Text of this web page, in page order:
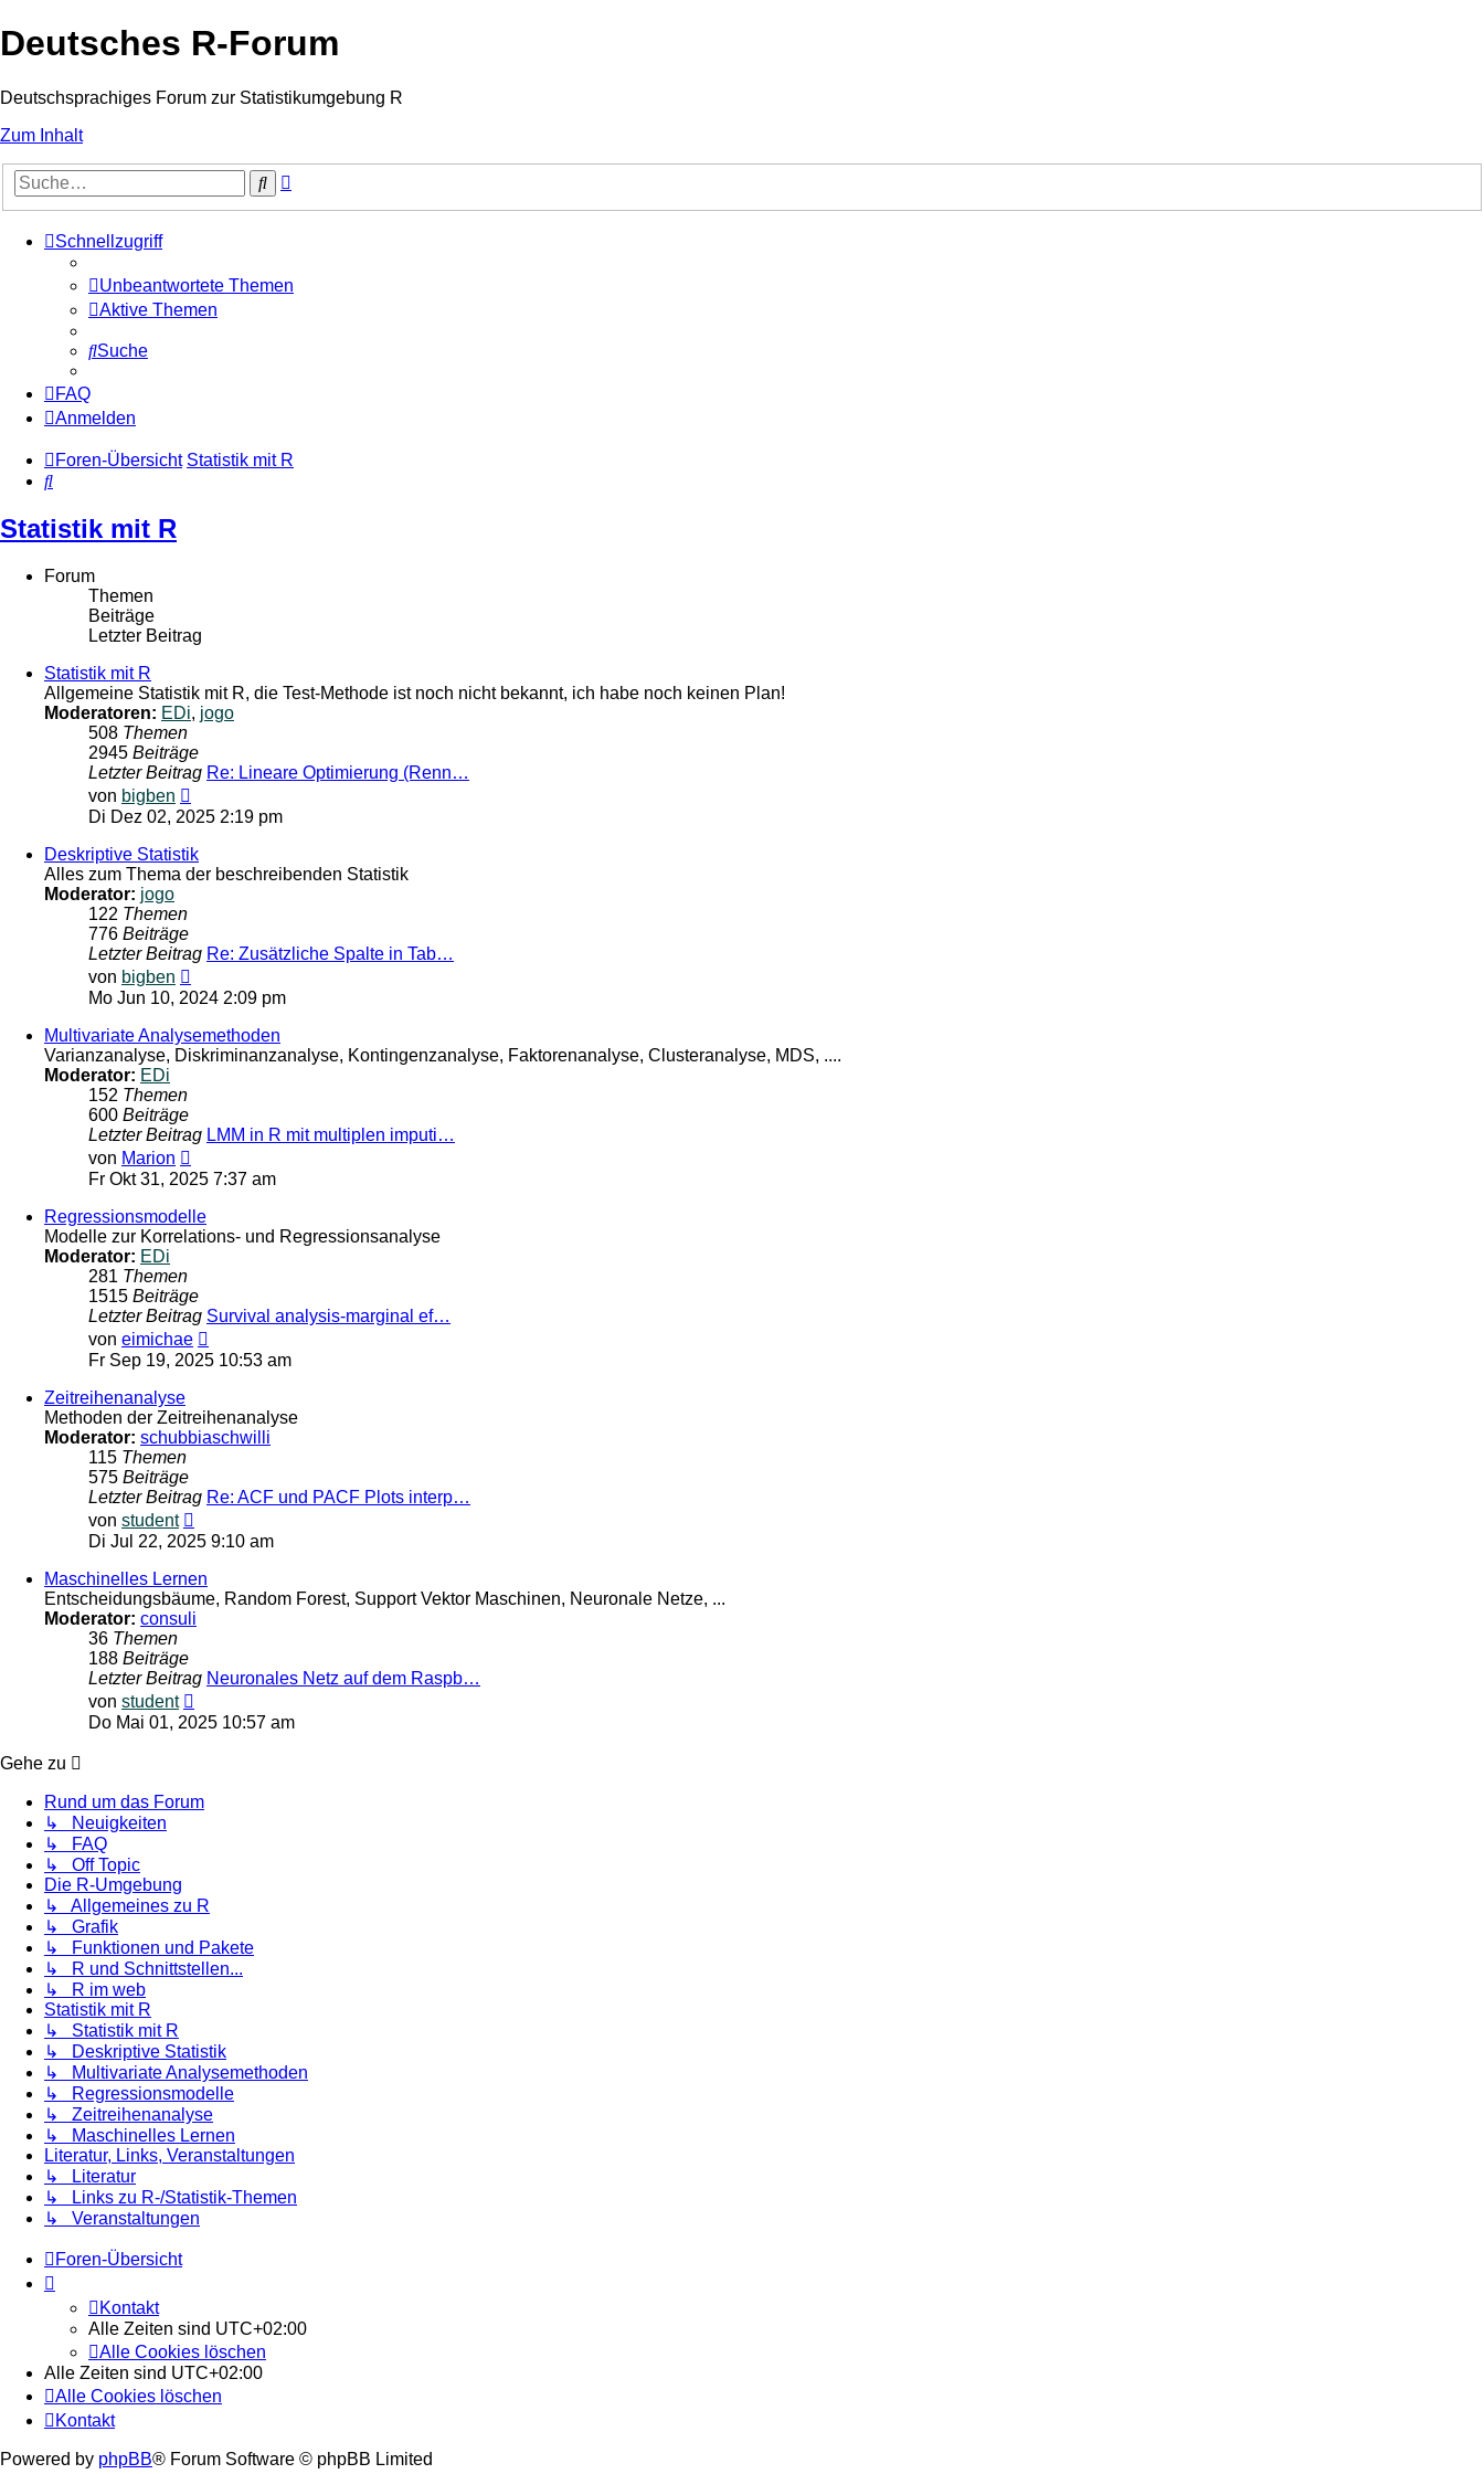
Deutsches R-Forum
Deutschsprachiges Forum zur Statistikumgebung R
Zum Inhalt
Suche
Schnellzugriff
Unbeantwortete Themen
Aktive Themen
Suche
FAQ
Anmelden
Foren-Übersicht Statistik mit R
Suche
Statistik mit R
Forum
Themen
Beiträge
Letzter Beitrag
Statistik mit R
Allgemeine Statistik mit R, die Test-Methode ist noch nicht bekannt, ich habe noch keinen Plan!
Moderatoren: EDi, jogo
508 Themen
2945 Beiträge
Letzter Beitrag Re: Lineare Optimierung (Renn…
von bigben
Beitrag
Di Dez 02, 2025 2:19 pm
Deskriptive Statistik
Alles zum Thema der beschreibenden Statistik
Moderator: jogo
122 Themen
776 Beiträge
Letzter Beitrag Re: Zusätzliche Spalte in Tab…
von bigben
Beitrag
Mo Jun 10, 2024 2:09 pm
Multivariate Analysemethoden
Varianzanalyse, Diskriminanzanalyse, Kontingenzanalyse, Faktorenanalyse, Clusteranalyse, MDS, ....
Moderator: EDi
152 Themen
600 Beiträge
Letzter Beitrag LMM in R mit multiplen imputi…
von Marion
Beitrag
Fr Okt 31, 2025 7:37 am
Regressionsmodelle
Modelle zur Korrelations- und Regressionsanalyse
Moderator: EDi
281 Themen
1515 Beiträge
Letzter Beitrag Survival analysis-marginal ef…
von eimichae
Beitrag
Fr Sep 19, 2025 10:53 am
Zeitreihenanalyse
Methoden der Zeitreihenanalyse
Moderator: schubbiaschwilli
115 Themen
575 Beiträge
Letzter Beitrag Re: ACF und PACF Plots interp…
von student
Beitrag
Di Jul 22, 2025 9:10 am
Maschinelles Lernen
Entscheidungsbäume, Random Forest, Support Vektor Maschinen, Neuronale Netze, ...
Moderator: consuli
36 Themen
188 Beiträge
Letzter Beitrag Neuronales Netz auf dem Raspb…
von student
Beitrag
Do Mai 01, 2025 10:57 am
Gehe zu
Rund um das Forum
↳ Neuigkeiten
↳ FAQ
↳ Off Topic
Die R-Umgebung
↳ Allgemeines zu R
↳ Grafik
↳ Funktionen und Pakete
↳ R und Schnittstellen...
↳ R im web
Statistik mit R
↳ Statistik mit R
↳ Deskriptive Statistik
↳ Multivariate Analysemethoden
↳ Regressionsmodelle
↳ Zeitreihenanalyse
↳ Maschinelles Lernen
Literatur, Links, Veranstaltungen
↳ Literatur
↳ Links zu R-/Statistik-Themen
↳ Veranstaltungen
Foren-Übersicht
Kontakt
Alle Zeiten sind UTC+02:00
Alle Cookies löschen
Alle Zeiten sind UTC+02:00
Alle Cookies löschen
Kontakt
Powered by phpBB® Forum Software © phpBB Limited